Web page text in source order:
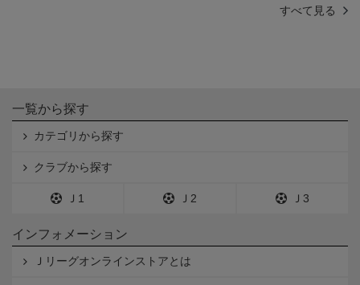
すべて見る
一覧から探す
カテゴリから探す
クラブから探す
Ｊ1 Ｊ2 Ｊ3
インフォメーション
Ｊリーグオンラインストアとは